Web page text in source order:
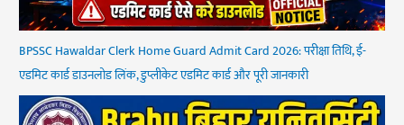
BPSSC Hawaldar Clerk Home Guard Admit Card 2026: परीक्षा तिथि, ई-
एडमिट कार्ड डाउनलोड लिंक, डुप्लीकेट एडमिट कार्ड और पूरी जानकारी